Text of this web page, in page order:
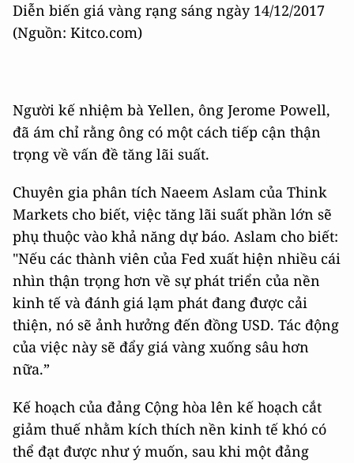
Diễn biến giá vàng rạng sáng ngày 14/12/2017
(Nguồn: Kitco.com)
Người kế nhiệm bà Yellen, ông Jerome Powell,
đã ám chỉ rằng ông có một cách tiếp cận thận
trọng về vấn đề tăng lãi suất.
Chuyên gia phân tích Naeem Aslam của Think
Markets cho biết, việc tăng lãi suất phần lớn sẽ
phụ thuộc vào khả năng dự báo. Aslam cho biết:
"Nếu các thành viên của Fed xuất hiện nhiều cái
nhìn thận trọng hơn về sự phát triển của nền
kinh tế và đánh giá lạm phát đang được cải
thiện, nó sẽ ảnh hưởng đến đồng USD. Tác động
của việc này sẽ đẩy giá vàng xuống sâu hơn
nữa.”
Kế hoạch của đảng Cộng hòa lên kế hoạch cắt
giảm thuế nhằm kích thích nền kinh tế khó có
thể đạt được như ý muốn, sau khi một đảng